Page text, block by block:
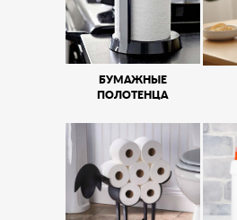
БУМАЖНЫЕ
ПОЛОТЕНЦА